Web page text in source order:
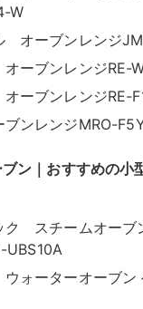
W
オーブンレンジ
ーブンレンジRE-
ーブンレンジRE-
ンレンジMRO-
ン｜おすすめの小
ク スチームオーブ
UBS10A
ォーターオーブン